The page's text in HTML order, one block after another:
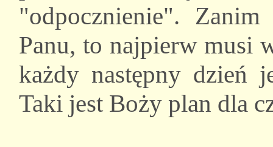
"odpocznienie". Zanim
Panu, to najpierw musi
każdy następny dzień
Taki jest Boży plan dla